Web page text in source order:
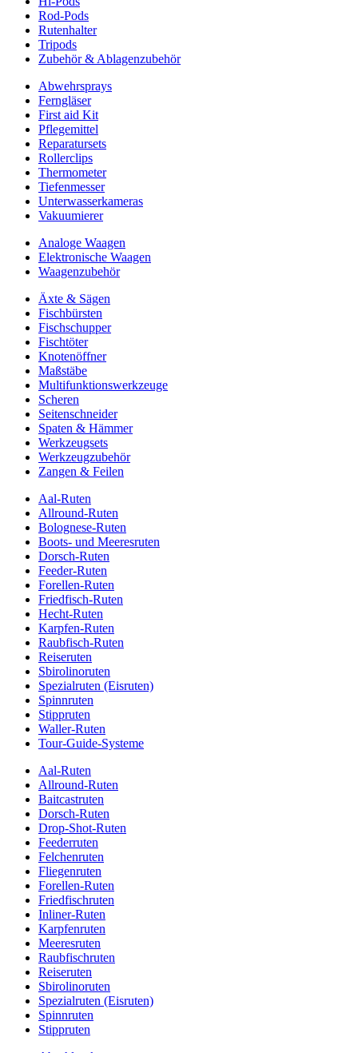
Rod-Pods
Rutenhalter
Tripods
Zubehör & Ablagenzubehör
Abwehrsprays
Ferngläser
First aid Kit
Pflegemittel
Reparatursets
Rollerclips
Thermometer
Tiefenmesser
Unterwasserkameras
Vakuumierer
Analoge Waagen
Elektronische Waagen
Waagenzubehör
Äxte & Sägen
Fischbürsten
Fischschupper
Fischtöter
Knotenöffner
Maßstäbe
Multifunktionswerkzeuge
Scheren
Seitenschneider
Spaten & Hämmer
Werkzeugsets
Werkzeugzubehör
Zangen & Feilen
Aal-Ruten
Allround-Ruten
Bolognese-Ruten
Boots- und Meeresruten
Dorsch-Ruten
Feeder-Ruten
Forellen-Ruten
Friedfisch-Ruten
Hecht-Ruten
Karpfen-Ruten
Raubfisch-Ruten
Reiseruten
Sbirolinoruten
Spezialruten (Eisruten)
Spinnruten
Stippruten
Waller-Ruten
Tour-Guide-Systeme
Aal-Ruten
Allround-Ruten
Baitcastruten
Dorsch-Ruten
Drop-Shot-Ruten
Feederruten
Felchenruten
Fliegenruten
Forellen-Ruten
Friedfischruten
Inliner-Ruten
Karpfenruten
Meeresruten
Raubfischruten
Reiseruten
Sbirolinoruten
Spezialruten (Eisruten)
Spinnruten
Stippruten